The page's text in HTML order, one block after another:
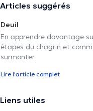
Articles suggérés
Deuil
En apprendre davantage
étapes du chagrin et
surmonter
Lire l'article complet
Liens utiles